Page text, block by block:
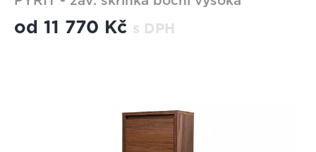
od 11 770 Kč s DPH